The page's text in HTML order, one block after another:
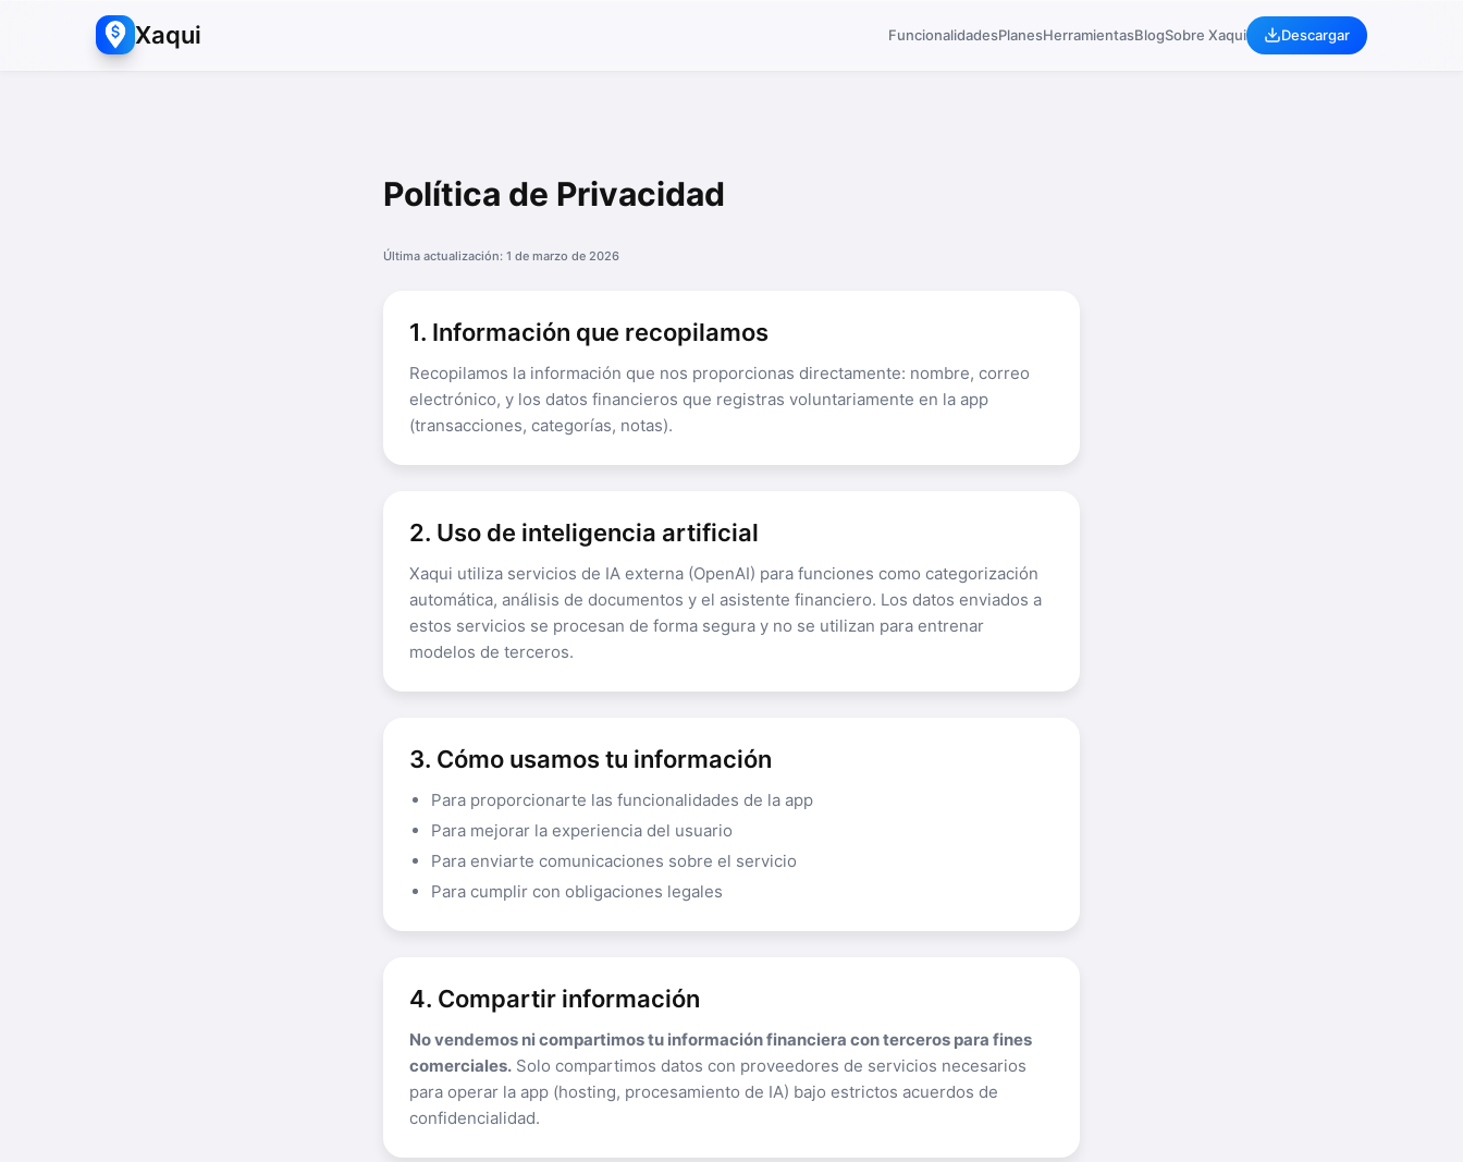
Xaqui FuncionalidadesPlanesHerramientasBlogSobre Xaqui Descargar
Política de Privacidad
Última actualización: 1 de marzo de 2026
1. Información que recopilamos
Recopilamos la información que nos proporcionas directamente: nombre, correo
electrónico, y los datos financieros que registras voluntariamente en la app
(transacciones, categorías, notas).
2. Uso de inteligencia artificial
Xaqui utiliza servicios de IA externa (OpenAI) para funciones como categorización
automática, análisis de documentos y el asistente financiero. Los datos enviados a
estos servicios se procesan de forma segura y no se utilizan para entrenar
modelos de terceros.
3. Cómo usamos tu información
Para proporcionarte las funcionalidades de la app
Para mejorar la experiencia del usuario
Para enviarte comunicaciones sobre el servicio
Para cumplir con obligaciones legales
4. Compartir información
No vendemos ni compartimos tu información financiera con terceros para fines
comerciales. Solo compartimos datos con proveedores de servicios necesarios
para operar la app (hosting, procesamiento de IA) bajo estrictos acuerdos de
confidencialidad.